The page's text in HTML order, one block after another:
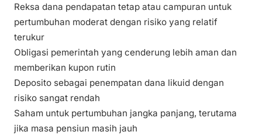
Reksa dana pendapatan tetap atau campuran untuk
pertumbuhan moderat dengan risiko yang relatif
terukur
Obligasi pemerintah yang cenderung lebih aman dan
memberikan kupon rutin
Deposito sebagai penempatan dana likuid dengan
risiko sangat rendah
Saham untuk pertumbuhan jangka panjang, terutama
jika masa pensiun masih jauh